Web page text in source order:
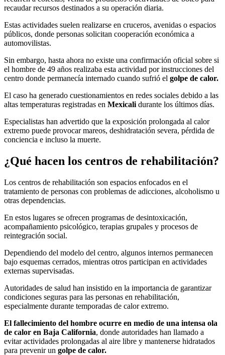
recaudar recursos destinados a su operación diaria.
Estas actividades suelen realizarse en cruceros, avenidas o espacios
públicos, donde personas solicitan cooperación económica a
automovilistas.
Sin embargo, hasta ahora no existe una confirmación oficial sobre si
el hombre de 49 años realizaba esta actividad por instrucciones del
centro donde permanecía internado cuando sufrió el golpe de calor.
El caso ha generado cuestionamientos en redes sociales debido a las
altas temperaturas registradas en Mexicali durante los últimos días.
Especialistas han advertido que la exposición prolongada al calor
extremo puede provocar mareos, deshidratación severa, pérdida de
conciencia e incluso la muerte.
¿Qué hacen los centros de rehabilitación?
Los centros de rehabilitación son espacios enfocados en el
tratamiento de personas con problemas de adicciones, alcoholismo u
otras dependencias.
En estos lugares se ofrecen programas de desintoxicación,
acompañamiento psicológico, terapias grupales y procesos de
reintegración social.
Dependiendo del modelo del centro, algunos internos permanecen
bajo esquemas cerrados, mientras otros participan en actividades
externas supervisadas.
Autoridades de salud han insistido en la importancia de garantizar
condiciones seguras para las personas en rehabilitación,
especialmente durante temporadas de calor extremo.
El fallecimiento del hombre ocurre en medio de una intensa ola
de calor en Baja California, donde autoridades han llamado a
evitar actividades prolongadas al aire libre y mantenerse hidratados
para prevenir un golpe de calor.